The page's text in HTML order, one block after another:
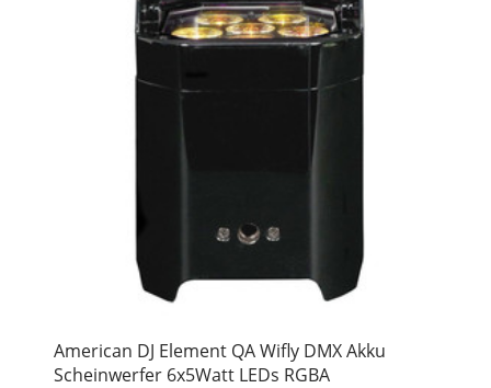
American DJ Element QA Wifly DMX Akku
Scheinwerfer 6x5Watt LEDs RGBA